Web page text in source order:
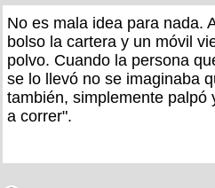
No es mala idea para nada.
bolso la cartera y un móvil
polvo. Cuando la persona
se lo llevó no se imaginaba
también, simplemente palpó
a correr".